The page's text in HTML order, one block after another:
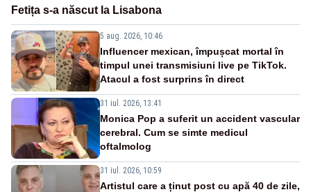
Fetița s-a născut la Lisabona
5 aug. 2026, 10:46
Influencer mexican, împușcat mortal în
timpul unei transmisiuni live pe TikTok.
Atacul a fost surprins în direct
31 iul. 2026, 13:41
Monica Pop a suferit un accident vascular
cerebral. Cum se simte medicul
oftalmolog
31 iul. 2026, 10:59
Artistul care a ținut post cu apă 40 de zile,